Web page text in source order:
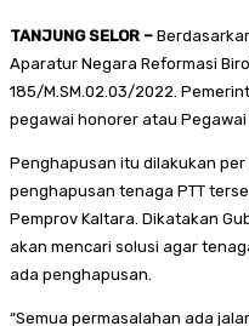
TANJUNG SELOR –
Aparatur Negara Reformasi
185/M.SM.02.03/2022.
pegawai honorer atau Pegawai
Penghapusan itu dilakukan
penghapusan tenaga PTT
Pemprov Kaltara. Dikatakan
akan mencari solusi agar
ada penghapusan.
“Semua permasalahan ada